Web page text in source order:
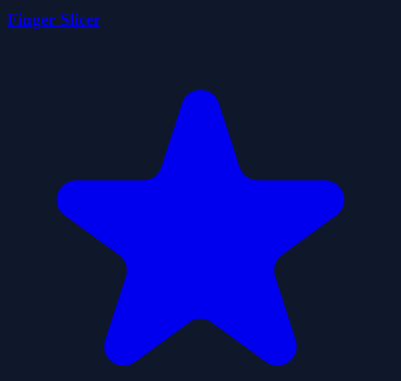
Finger Slicer